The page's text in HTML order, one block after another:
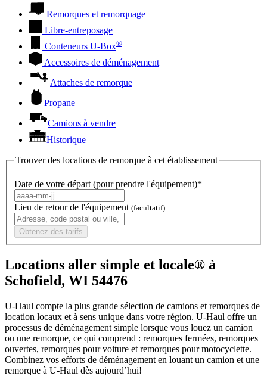
Remorques et remorquage
Libre-entreposage
Conteneurs U-Box®
Accessoires de déménagement
Attaches de remorque
Propane
Camions à vendre
Historique
Trouver des locations de remorque à cet établissement
Date de votre départ (pour prendre l'équipement)*
Lieu de retour de l'équipement (facultatif)
Obtenez des tarifs
Locations aller simple et locale® à
Schofield, WI 54476
U-Haul compte la plus grande sélection de camions et remorques de
location locaux et à sens unique dans votre région. U-Haul offre un
processus de déménagement simple lorsque vous louez un camion
ou une remorque, ce qui comprend : remorques fermées, remorques
ouvertes, remorques pour voiture et remorques pour motocyclette.
Combinez vos efforts de déménagement en louant un camion et une
remorque à U-Haul dès aujourd’hui!